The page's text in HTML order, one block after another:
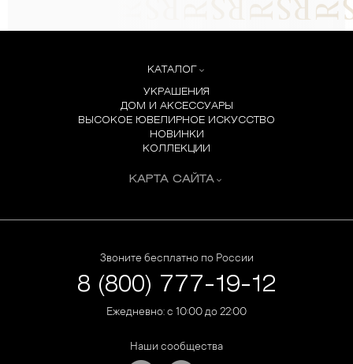
КАТАЛОГ
УКРАШЕНИЯ
ДОМ И АКСЕССУАРЫ
ВЫСОКОЕ ЮВЕЛИРНОЕ ИСКУССТВО
НОВИНКИ
КОЛЛЕКЦИИ
КАРТА САЙТА
Звоните бесплатно по России
8 (800) 777-19-12
Ежедневно: с 10:00 до 22:00
Наши сообщества